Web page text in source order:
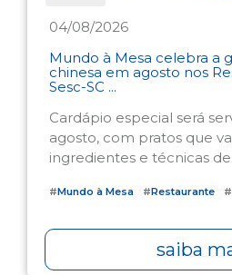
04/08/2026
Mundo à Mesa celebra a
chinesa em agosto nos
Sesc-SC ...
Cardápio especial será
agosto, com pratos que
ingredientes e técnicas de
#Mundo à Mesa #Restaurante #
saiba